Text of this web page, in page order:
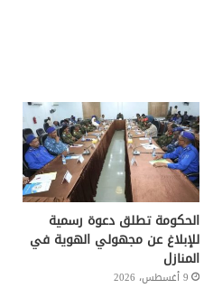
الحكومة تطلق دعوة رسمية
للإبلاغ عن مجهولي الهوية في
المنازل
9 أغسطس، 2026